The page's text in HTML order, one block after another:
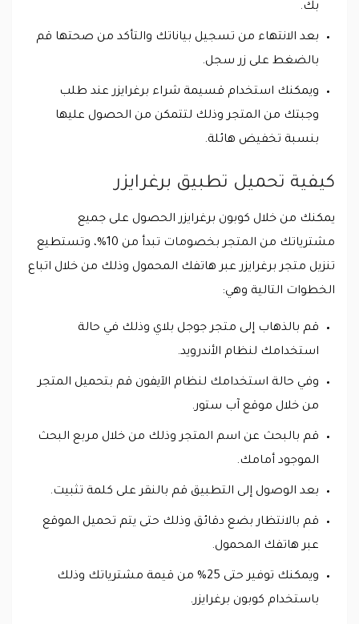
بك.
بعد الانتهاء من تسجيل بياناتك والتأكد من صحتها قم
بالضغط على زر سجل.
ويمكنك استخدام قسيمة شراء برغرايزر عند طلب
وجبتك من المتجر وذلك لتتمكن من الحصول عليها
بنسبة تخفيض هائلة.
كيفية تحميل تطبيق برغرايزر
يمكنك من خلال كوبون برغرايزر الحصول على جميع
مشترياتك من المتجر بخصومات تبدأ من 10%، وتستطيع
تنزيل متجر برغرايزر عبر هاتفك المحمول وذلك من خلال اتباع
الخطوات التالية وهي:
قم بالذهاب إلى متجر جوجل بلاي وذلك في حالة
استخدامك لنظام الأندرويد.
وفي حالة استخدامك لنظام الآيفون قم بتحميل المتجر
من خلال موقع آب ستور.
قم بالبحث عن اسم المتجر وذلك من خلال مربع البحث
الموجود أمامك.
بعد الوصول إلى التطبيق قم بالنقر على كلمة تثبيت.
قم بالانتظار بضع دقائق وذلك حتى يتم تحميل الموقع
عبر هاتفك المحمول.
ويمكنك توفير حتى 25% من قيمة مشترياتك وذلك
باستخدام كوبون برغرايزر.